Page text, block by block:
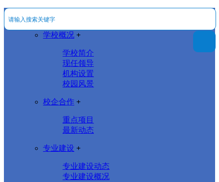
学校概况 +
学校简介
现任领导
机构设置
校园风景
校企合作 +
重点项目
最新动态
专业建设 +
专业建设动态
专业建设概况